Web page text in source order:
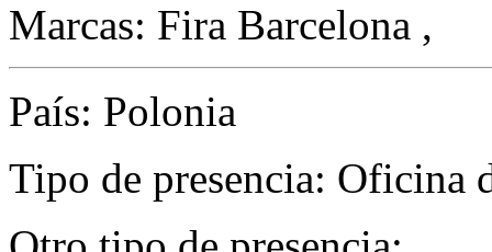
Marcas: Fira Barcelona ,
País: Polonia
Tipo de presencia: Oficina